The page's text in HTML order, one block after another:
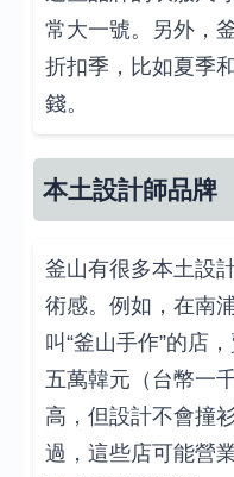
常大一號。另外，
折扣季，比如夏季
錢。
本土設計師品牌
釜山有很多本土設
術感。例如，在南
叫“釜山手作”的店
五萬韓元（台幣一
高，但設計不會撞
過，這些店可能營